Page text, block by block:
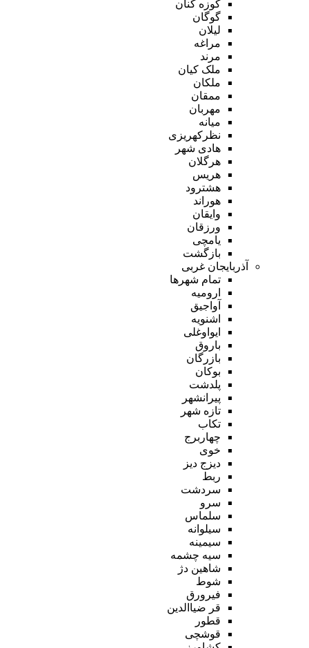
کوزه کنان
گوگان
لیلان
مراغه
مرند
ملک کیان
ملکان
ممقان
مهربان
میانه
نظرکهریزی
هادی شهر
هرگلان
هریس
هشترود
هوراند
وایقان
ورزقان
یامچی
بازگشت
آذربایجان غربی
تمام شهر‌ها
ارومیه
آواجیق
اشنویه
ایواوغلی
باروق
بازرگان
بوکان
پلدشت
پیرانشهر
تازه شهر
تکاب
چهاربرج
خوی
دیزج دیز
ربط
سردشت
سرو
سلماس
سیلوانه
سیمینه
سیه چشمه
شاهین دژ
شوط
فیرورق
قر ضیاالدین
قطور
قوشچی